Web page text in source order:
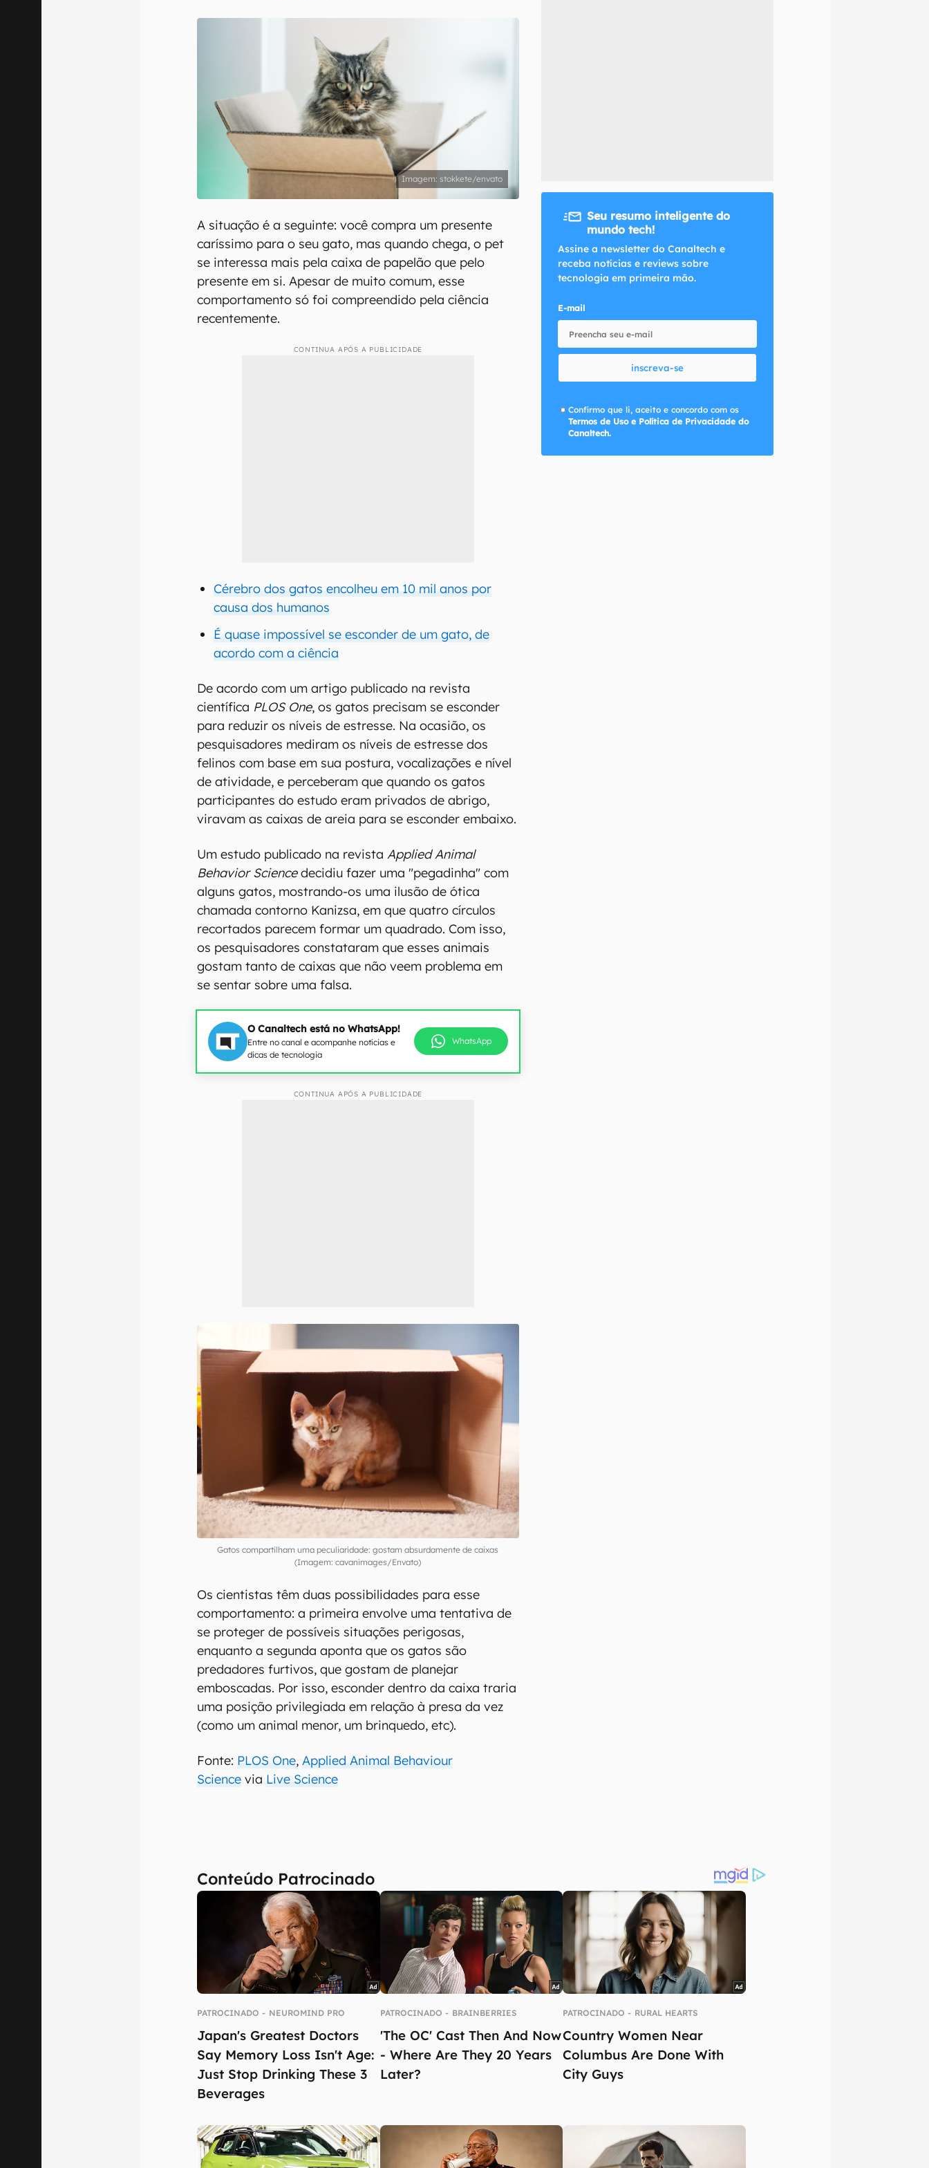
Confirmo que li, aceito e concordo com os
stokkete/envato
A situação é a seguinte: você compra um presente
caríssimo para o seu gato, mas quando chega, o pet
se interessa mais pela caixa de papelão que pelo
presente em si. Apesar de muito comum, esse
comportamento só foi compreendido pela ciência
recentemente.
CONTINUA APÓS A PUBLICIDADE
Cérebro dos gatos encolheu em 10 mil anos por
causa dos humanos
É quase impossível se esconder de um gato, de
acordo com a ciência
De acordo com um artigo publicado na revista
científica PLOS One, os gatos precisam se esconder
para reduzir os níveis de estresse. Na ocasião, os
pesquisadores mediram os níveis de estresse dos
felinos com base em sua postura, vocalizações e nível
de atividade, e perceberam que quando os gatos
participantes do estudo eram privados de abrigo,
viravam as caixas de areia para se esconder embaixo.
Um estudo publicado na revistaApplied Animal
Behavior Sciencedecidiu fazer uma "pegadinha" com
alguns gatos, mostrando-os uma ilusão de ótica
chamada contorno Kanizsa, em que quatro círculos
recortados parecem formar um quadrado. Com isso,
os pesquisadores constataram que esses animais
gostam tanto de caixas que não veem problema em
se sentar sobre uma falsa.
O Canaltech está no WhatsApp!
Entre no canal e acompanhe notícias e
dicas de tecnologia
WhatsApp
CONTINUA APÓS A PUBLICIDADE
Gatos compartilham uma peculiaridade: gostam absurdamente de caixas
(Imagem: cavanimages/Envato)
Os cientistas têm duas possibilidades para esse
comportamento: a primeira envolve uma tentativa de
se proteger de possíveis situações perigosas,
enquanto a segunda aponta que os gatos são
predadores furtivos, que gostam de planejar
emboscadas. Por isso, esconder dentro da caixa traria
uma posição privilegiada em relação à presa da vez
(como um animal menor, um brinquedo, etc).
Fonte: PLOS One,Applied Animal Behaviour
Science via Live Science
Seu resumo inteligente do
mundo tech!
Assine a newsletter do Canaltech e
receba notícias e reviews sobre
tecnologia em primeira mão.
E-mail
inscreva-se
Confirmo que li, aceito e concordo com os
Termos de Uso e Política de Privacidade do
Canaltech.